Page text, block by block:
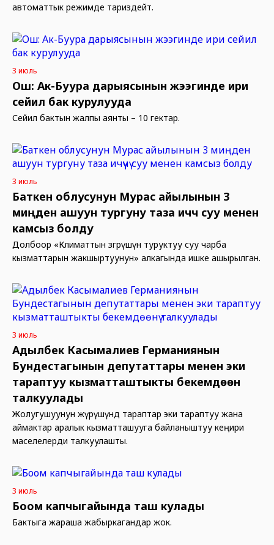
автоматтык режимде тариздейт.
3 июль
Ош: Ак-Буура дарыясынын жээгинде ири
сейил бак курулууда
Сейил бактын жалпы аянты – 10 гектар.
3 июль
Баткен облусунун Мурас айылынын 3
миңден ашуун тургуну таза ичүүчү суу менен
камсыз болду
Долбоор «Климаттын өзгөрүшүнө туруктуу суу чарба
кызматтарын жакшыртуунун» алкагында ишке ашырылган.
3 июль
Адылбек Касымалиев Германиянын
Бундестагынын депутаттары менен эки
тараптуу кызматташтыкты бекемдөөнү
талкуулады
Жолугушуунун жүрүшүндө тараптар эки тараптуу жана
аймактар аралык кызматташууга байланыштуу кеңири
маселелерди талкуулашты.
3 июль
Боом капчыгайында таш кулады
Бактыга жараша жабыркагандар жок.